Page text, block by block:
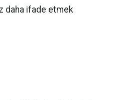
daha ifade etmek